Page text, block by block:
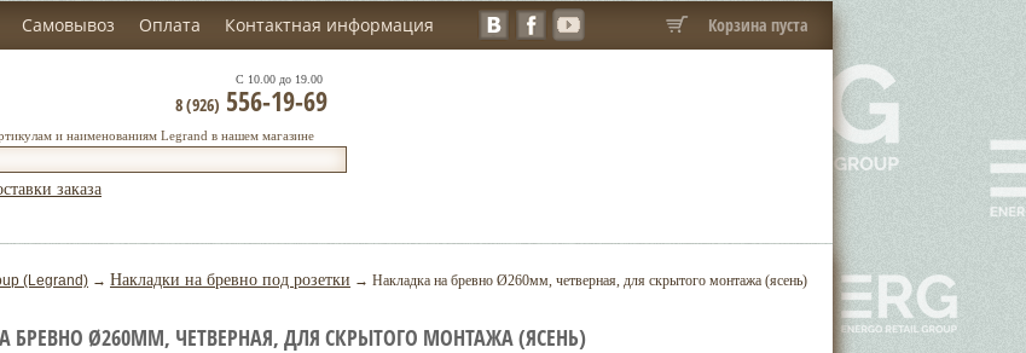
Самовывоз Оплата Контактная информация Корзина пуста
и наименованиям Legrand в нашем магазине
С 10.00 до 19.00
8 (926) 556-19-69
заказа
(Legrand) → Накладки на бревно под розетки → Накладка на бревно Ø260мм, четверная, для скрытого монтажа (ясень)
БРЕВНО Ø260ММ, ЧЕТВЕРНАЯ, ДЛЯ СКРЫТОГО МОНТАЖА (ЯСЕНЬ)